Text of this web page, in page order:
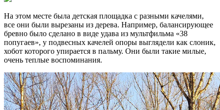
На этом месте была детская площадка с разными качелями,
все они были вырезаны из дерева. Например, балансирующее
бревно было сделано в виде удава из мультфильма «38
попугаев», у подвесных качелей опоры выглядели как слоник,
хобот которого упирается в пальму. Они были такие милые,
очень теплые воспоминания.